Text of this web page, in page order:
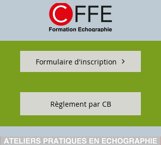
Formulaire d'inscription
Règlement par CB